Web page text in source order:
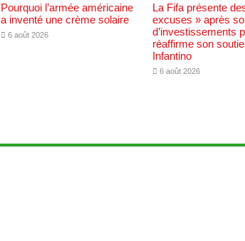
Pourquoi l’armée américaine
a inventé une crème solaire
6 août 2026
La Fifa présente
excuses » après
d’investissements
réaffirme son
Infantino
6 août 2026